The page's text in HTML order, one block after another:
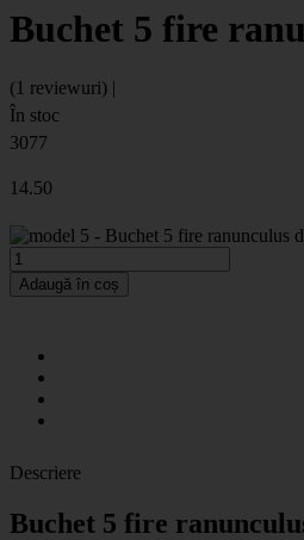
Buchet 5 fire
(1 reviewuri) |
În stoc
3077
14.50
Adaugă în coș
Descriere
Buchet 5 fire